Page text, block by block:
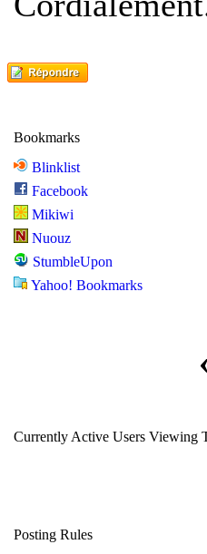
Bookmarks
Blinklist
Facebook
Mikiwi
Nuouz
StumbleUpon
Yahoo! Bookmarks
Currently Active Users Viewing
Posting Rules